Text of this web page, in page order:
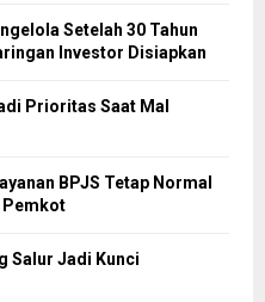
Setelah 30 Tahun
Investor Disiapkan
Prioritas Saat Mal
BPJS Tetap Normal
Pemkot
Salur Jadi Kunci